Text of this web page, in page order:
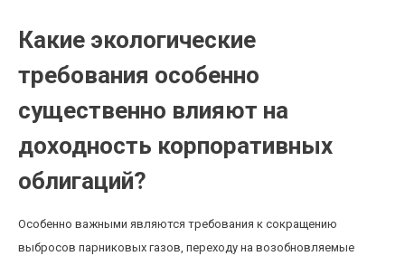
Какие экологические
требования особенно
существенно влияют на
доходность корпоративных
облигаций?
Особенно важными являются требования к сокращению
выбросов парниковых газов, переходу на возобновляемые